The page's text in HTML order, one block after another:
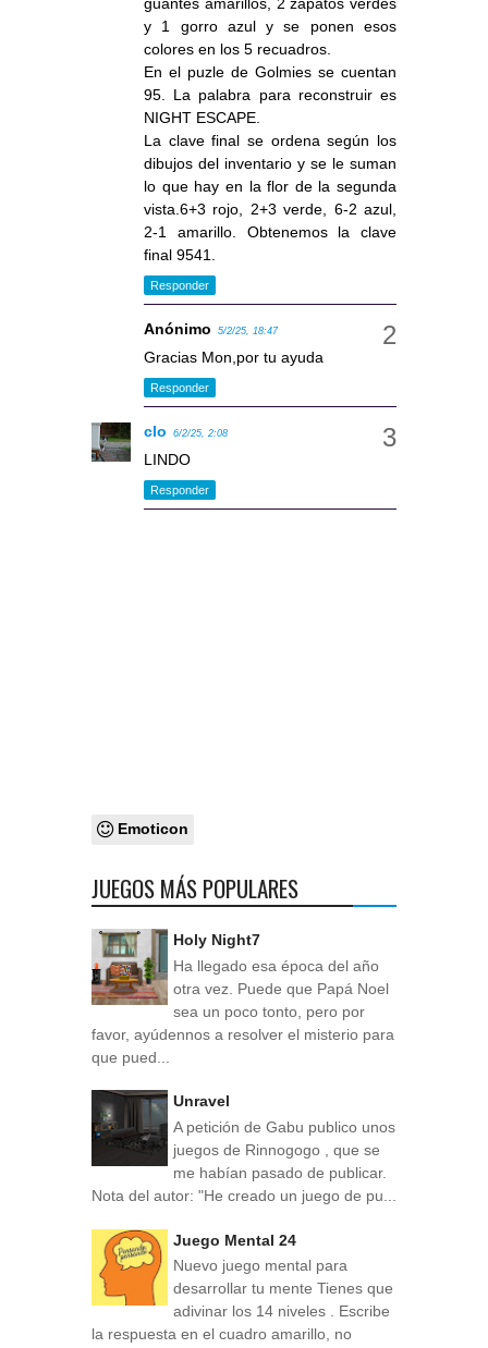
y 1 gorro azul y se ponen esos
colores en los 5 recuadros.
En el puzle de Golmies se cuentan
95. La palabra para reconstruir es
NIGHT ESCAPE.
La clave final se ordena según los
dibujos del inventario y se le suman
lo que hay en la flor de la segunda
vista.6+3 rojo, 2+3 verde, 6-2 azul,
2-1 amarillo. Obtenemos la clave
final 9541.
Responder
Anónimo 5/2/25, 18:47
Gracias Mon,por tu ayuda
Responder
clo 6/2/25, 2:08
LINDO
Responder
Emoticon
JUEGOS MÁS POPULARES
Holy Night7
Ha llegado esa época del año
otra vez. Puede que Papá Noel
sea un poco tonto, pero por
favor, ayúdennos a resolver el misterio para
que pued...
Unravel
A petición de Gabu publico unos
juegos de Rinnogogo , que se
me habían pasado de publicar.
Nota del autor: "He creado un juego de pu...
Juego Mental 24
Nuevo juego mental para
desarrollar tu mente Tienes que
adivinar los 14 niveles . Escribe
la respuesta en el cuadro amarillo, no